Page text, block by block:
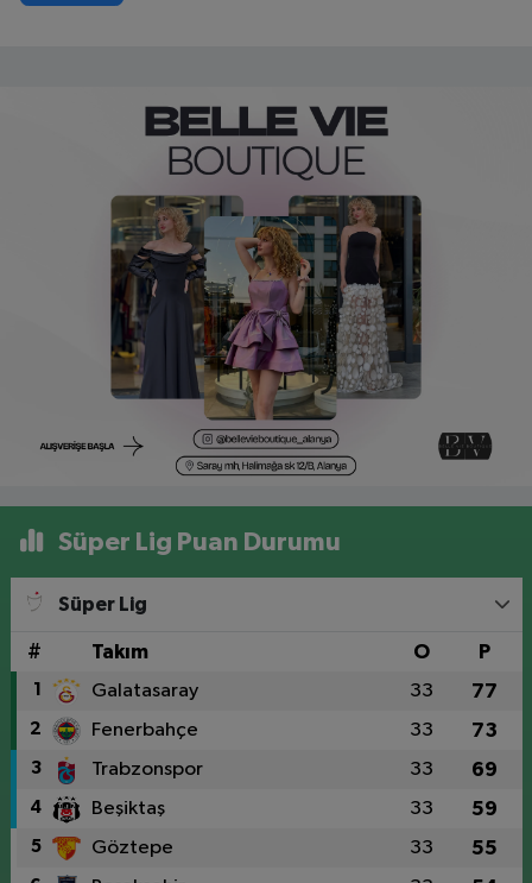
Süper Lig Puan Durumu
Süper Lig
# Takım O P
1 Galatasaray 33 77
2 Fenerbahçe 33 73
3 Trabzonspor 33 69
4 Beşiktaş 33 59
5 Göztepe 33 55